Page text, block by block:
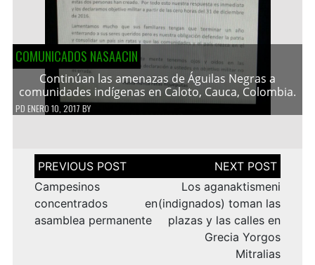
COMUNICADOS NASAACIN
Continúan las amenazas de Águilas Negras a
comunidades indígenas en Caloto, Cauca, Colombia.
PD ENERO 10, 2017 BY
Navegación
de
entradas
Campesinos
concentrados en
asamblea permanente
Los aganaktismeni
(indignados) toman las
plazas y las calles en
Grecia Yorgos
Mitralias